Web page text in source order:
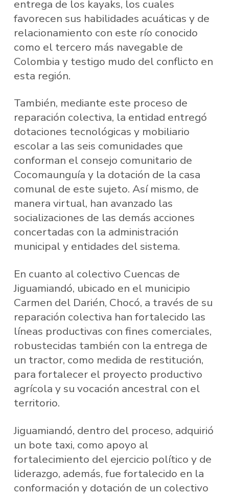
entrega de los kayaks, los cuales
favorecen sus habilidades acuáticas y de
relacionamiento con este río conocido
como el tercero más navegable de
Colombia y testigo mudo del conflicto en
esta región.
También, mediante este proceso de
reparación colectiva, la entidad entregó
dotaciones tecnológicas y mobiliario
escolar a las seis comunidades que
conforman el consejo comunitario de
Cocomaunguía y la dotación de la casa
comunal de este sujeto. Así mismo, de
manera virtual, han avanzado las
socializaciones de las demás acciones
concertadas con la administración
municipal y entidades del sistema.
En cuanto al colectivo Cuencas de
Jiguamiandó, ubicado en el municipio
Carmen del Darién, Chocó, a través de su
reparación colectiva han fortalecido las
líneas productivas con fines comerciales,
robustecidas también con la entrega de
un tractor, como medida de restitución,
para fortalecer el proyecto productivo
agrícola y su vocación ancestral con el
territorio.
Jiguamiandó, dentro del proceso, adquirió
un bote taxi, como apoyo al
fortalecimiento del ejercicio político y de
liderazgo, además, fue fortalecido en la
conformación y dotación de un colectivo